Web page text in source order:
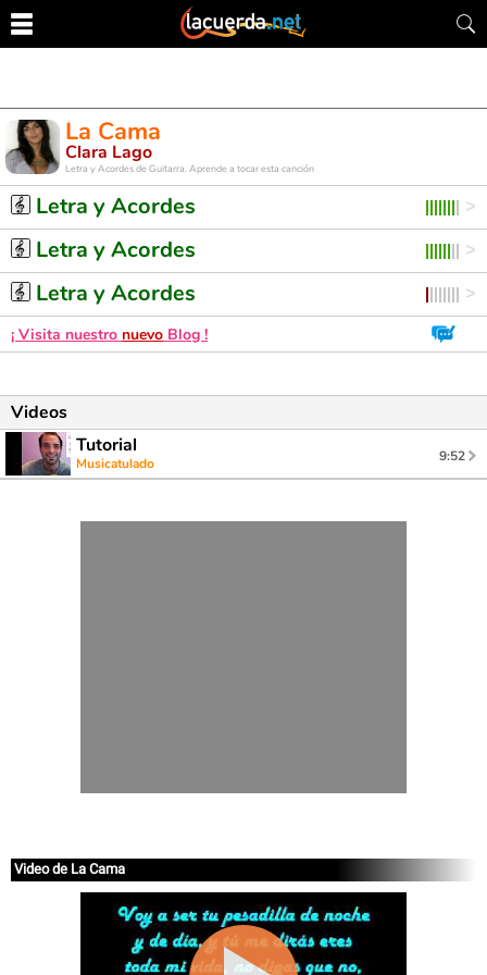
La Cama
Clara Lago
Letra y Acordes de Guitarra. Aprende a tocar esta canción
Letra y Acordes
Letra y Acordes
Letra y Acordes
¡ Visita nuestro nuevo Blog !
Videos
Tutorial
Musicatulado 9:52
Video de La Cama